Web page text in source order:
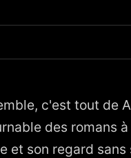
c'est tout de
des romans
et son regard